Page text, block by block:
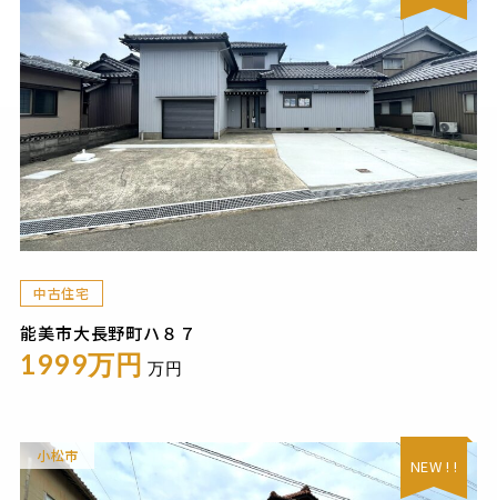
中古住宅
能美市大長野町ハ８７
1999万円 万円
小松市
NEW ! !